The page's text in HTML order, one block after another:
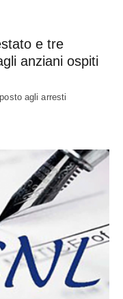
e tre
anziani ospiti
agli arresti